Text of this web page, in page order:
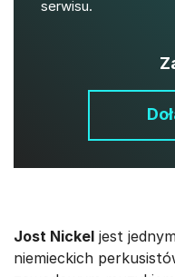
serwisu.
Jost Nickel jest
niemieckich